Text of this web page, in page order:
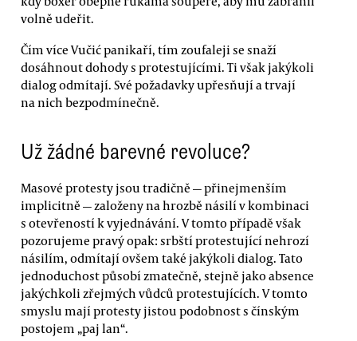
volně udeřit.
Čím více Vučić panikaří, tím zoufaleji se snaží
dosáhnout dohody s protestujícími. Ti však jakýkoli
dialog odmítají. Své požadavky upřesňují a trvají
na nich bezpodmínečně.
Už žádné barevné revoluce?
Masové protesty jsou tradičně — přinejmenším
implicitně — založeny na hrozbě násilí v kombinaci
s otevřeností k vyjednávání. V tomto případě však
pozorujeme pravý opak: srbští protestující nehrozí
násilím, odmítají ovšem také jakýkoli dialog. Tato
jednoduchost působí zmatečně, stejně jako absence
jakýchkoli zřejmých vůdců protestujících. V tomto
smyslu mají protesty jistou podobnost s čínským
postojem „paj lan“.